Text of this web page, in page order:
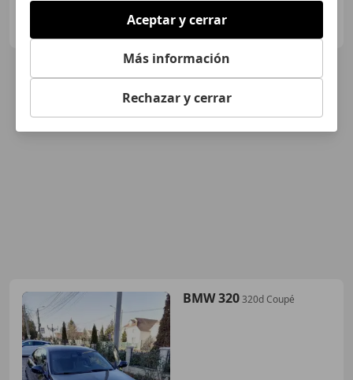
BMW 320320d Coupé
Aceptar y cerrar
Más información
Rechazar y cerrar